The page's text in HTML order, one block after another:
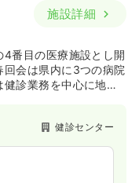
施設詳細
番目の医療施設とし開
会は県内に3つの病院
診業務を中心に地域
健診センター